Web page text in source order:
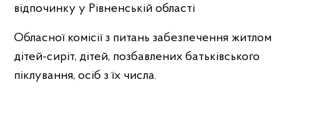
відпочинку у Рівненській області
Обласної комісії з питань забезпечення житлом
дітей-сиріт, дітей, позбавлених батьківського
піклування, осіб з їх числа.